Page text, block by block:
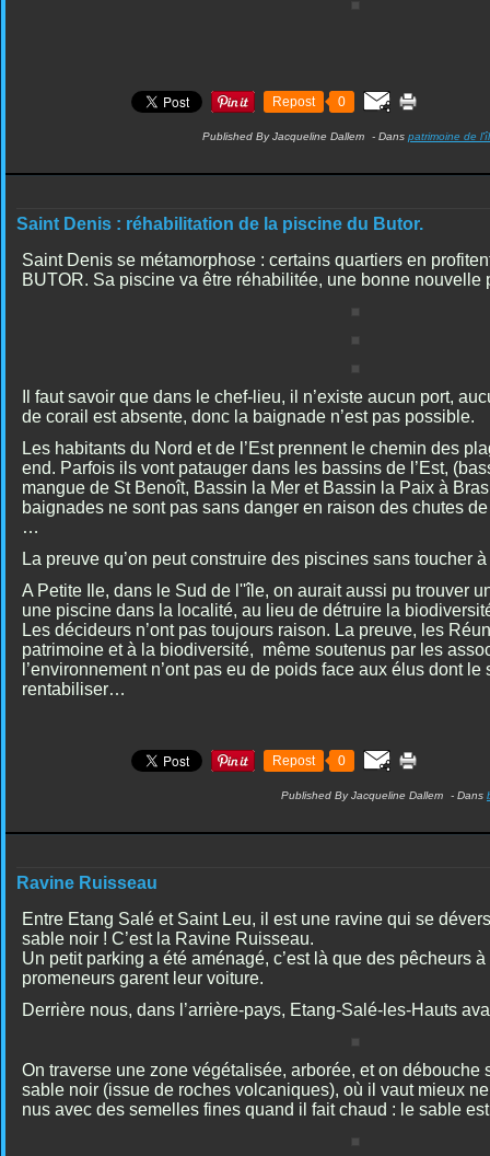
Repost 0
Published By Jacqueline Dallem - Dans patrimoine de
Saint Denis : réhabilitation de la piscine du Butor.
Saint Denis se métamorphose : certains quartiers en
BUTOR. Sa piscine va être réhabilitée, une bonne nouvelle
Il faut savoir que dans le chef-lieu, il n’existe aucun port,
de corail est absente, donc la baignade n’est pas possible.
Les habitants du Nord et de l’Est prennent le chemin des
end. Parfois ils vont patauger dans les bassins de l’Est,
mangue de St Benoît, Bassin la Mer et Bassin la Paix à
baignades ne sont pas sans danger en raison des chutes
…
La preuve qu’on peut construire des piscines sans toucher
A Petite Ile, dans le Sud de l''île, on aurait aussi pu trouver
une piscine dans la localité, au lieu de détruire la
Les décideurs n’ont pas toujours raison. La preuve, les
patrimoine et à la biodiversité, même soutenus par les
l’environnement n’ont pas eu de poids face aux élus dont le
rentabiliser…
Repost 0
Published By Jacqueline Dallem - Dans
Ravine Ruisseau
Entre Etang Salé et Saint Leu, il est une ravine qui se
sable noir ! C’est la Ravine Ruisseau.
Un petit parking a été aménagé, c’est là que des pêcheurs
promeneurs garent leur voiture.
Derrière nous, dans l’arrière-pays, Etang-Salé-les-Hauts
On traverse une zone végétalisée, arborée, et on débouche
sable noir (issue de roches volcaniques), où il vaut mieux
nus avec des semelles fines quand il fait chaud : le sable